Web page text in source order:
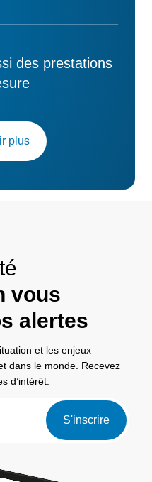
des prestations
plus
vous
alertes
et les enjeux
dans le monde. Recevez
d’intérêt.
S'inscrire